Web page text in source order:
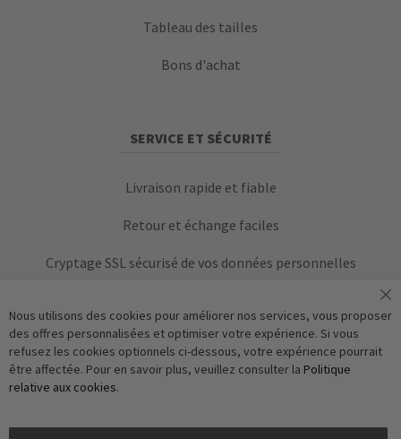
Tableau des tailles
Bons d'achat
SERVICE ET SÉCURITÉ
Livraison rapide et fiable
Retour et échange faciles
Cryptage SSL sécurisé de vos données personnelles
Clique ici pour vérifier
Nous utilisons des cookies pour améliorer nos services, vous proposer
des offres personnalisées et optimiser votre expérience. Si vous
refusez les cookies optionnels ci-dessous, votre expérience pourrait
être affectée. Pour en savoir plus, veuillez consulter la Politique
relative aux cookies.